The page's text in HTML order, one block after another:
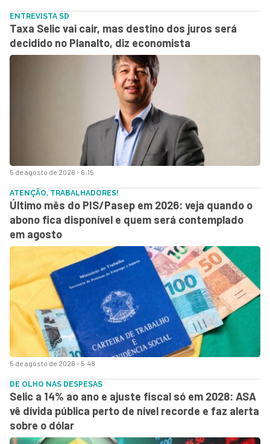
5 de agosto de 2026 - 6:15
ENTREVISTA SD
Taxa Selic vai cair, mas destino dos juros será
decidido no Planalto, diz economista
5 de agosto de 2026 - 5:48
ATENÇÃO, TRABALHADORES!
Último mês do PIS/Pasep em 2026: veja quando o
abono fica disponível e quem será contemplado
em agosto
DE OLHO NAS DESPESAS
Selic a 14% ao ano e ajuste fiscal só em 2028: ASA
vê dívida pública perto de nível recorde e faz alerta
sobre o dólar